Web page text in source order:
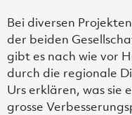
Bei diversen
der beiden
gibt es nach wie vor
durch die regionale
Urs erklären, was sie
grosse